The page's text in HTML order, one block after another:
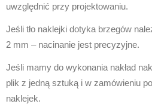
uwzględnić przy projektowaniu.
Jeśli tło naklejki dotyka brzegów
2 mm – nacinanie jest precyzyjne.
Jeśli mamy do wykonania nakład
plik z jedną sztuką i w zamówieniu
naklejek.